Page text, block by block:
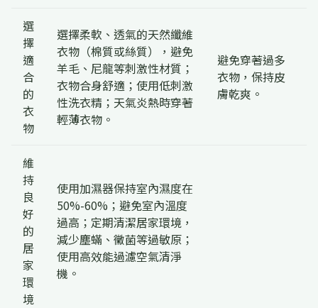
選
擇
適
合
的
衣
物
選擇柔軟、透氣的天然纖維
衣物（棉質或絲質），避免
羊毛、尼龍等刺激性材質；
衣物合身舒適；使用低刺激
性洗衣精；天氣炎熱時穿著
輕薄衣物。
避免穿著過多
衣物，保持皮
膚乾爽。
維
持
良
好
的
居
家
環
境
使用加濕器保持室內濕度在
50%-60%；避免室內溫度
過高；定期清潔居家環境，
減少塵蟎、黴菌等過敏原；
使用高效能過濾空氣清淨
機。